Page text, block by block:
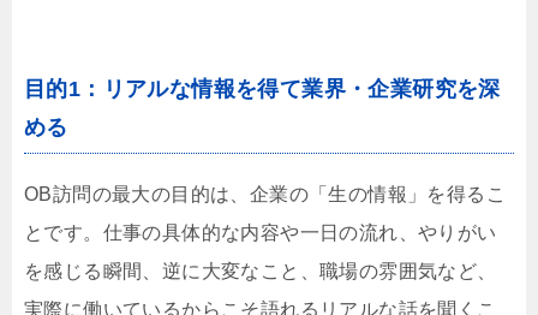
目的1：リアルな情報を得て業界・企業研究を深
める
OB訪問の最大の目的は、企業の「生の情報」を得るこ
とです。仕事の具体的な内容や一日の流れ、やりがい
を感じる瞬間、逆に大変なこと、職場の雰囲気など、
実際に働いているからこそ語れるリアルな話を聞くこ